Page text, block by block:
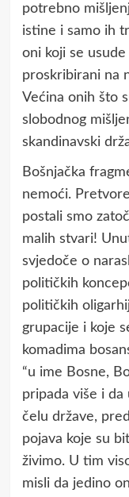
potrebno
istine i samo ih
oni koji se
proskribirani na
Većina onih što
slobodnog
skandinavski
Bošnjačka
nemoći.
postali smo
malih stvari!
svjedoče o
političkih
političkih
grupacije i koje
komadima
“u ime Bosne,
pripada više i
čelu države,
pojava koje su
živimo. U tim
misli da jedino